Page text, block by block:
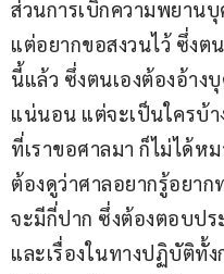
ส่วนการเบิกความพยาน
แต่อยากขอสงวนไว้ ซึ่งต
นี้แล้ว ซึ่งตนเองต้องอ้าง
แน่นอน แต่จะเป็นใครบ้า
ที่เราขอศาลมา ก็ไม่ได้
ต้องดูว่าศาลอยากรู้อยา
จะมีกี่ปาก ซึ่งต้องตอบป
และเรื่องในทางปฏิบัติทั้